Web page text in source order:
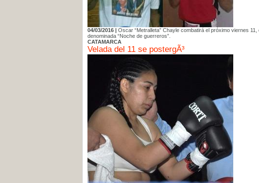
04/03/2016 | Oscar “Metralleta” Chayle combatirá el próximo viernes
denominada “Noche de guerreros”.
CATAMARCA
Velada del 11 se postergÃ³